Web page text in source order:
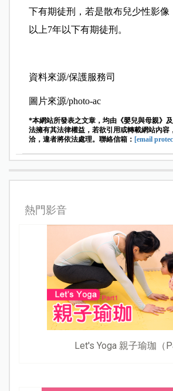
下有期徒刑，若是散布兒少性影像
以上7年以下有期徒刑。
資料來源/保護服務司
圖片來源/photo-ac
*本網站所發表之文章，均由《嬰兒與母親》
法擁有其法律權益，若欲引用或轉載網站內容
洽，違者將依法處理。聯絡信箱： [email
熱門影音
Let's Yoga 親子瑜珈（